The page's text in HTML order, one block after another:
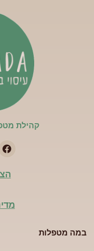
קהילת
במה מטפלות